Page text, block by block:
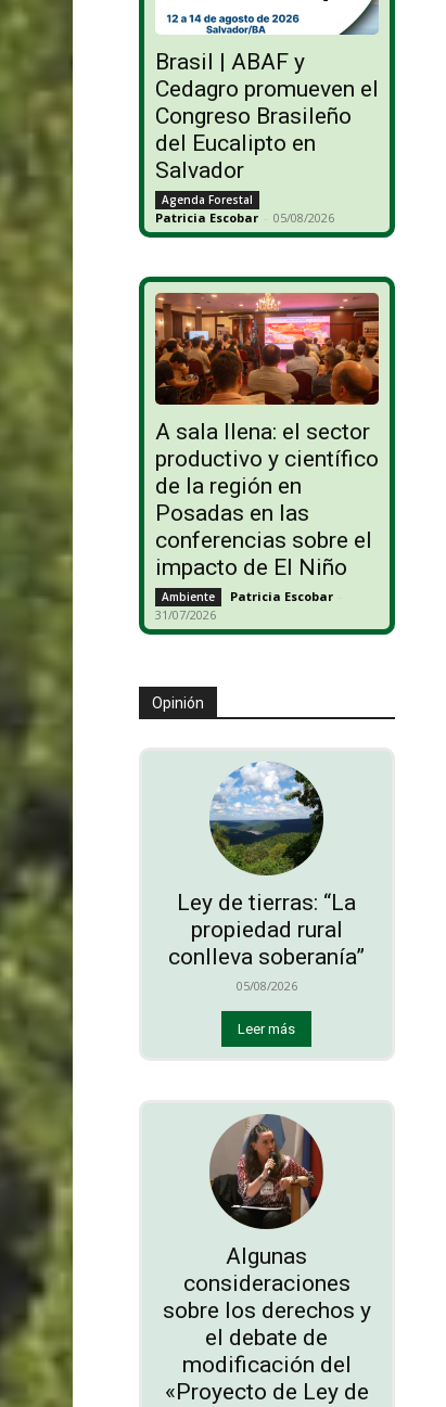
Brasil | ABAF y
Cedagro promueven el
Congreso Brasileño
del Eucalipto en
Salvador
Agenda Forestal
Patricia Escobar - 05/08/2026
A sala llena: el sector
productivo y científico
de la región en
Posadas en las
conferencias sobre el
impacto de El Niño
Ambiente Patricia Escobar -
31/07/2026
Opinión
Ley de tierras: “La
propiedad rural
conlleva soberanía”
05/08/2026
Leer más
Algunas
consideraciones
sobre los derechos y
el debate de
modificación del
«Proyecto de Ley de